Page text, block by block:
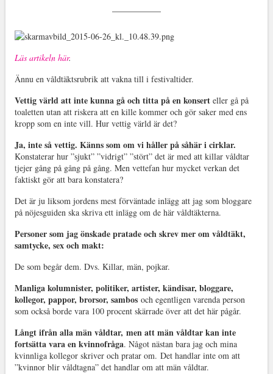
Läs artikeln här.
Ännu en våldtäktsrubrik att vakna till i festivaltider.
Vettig värld att inte kunna gå och titta på en konsert eller gå på
toaletten utan att riskera att en kille kommer och gör saker med ens
kropp som en inte vill. Hur vettig värld är det?
Ja, inte så vettig. Känns som om vi håller på såhär i cirklar.
Konstaterar hur ”sjukt” ”vidrigt” ”stört” det är med att killar våldtar
tjejer gång på gång på gång. Men vettefan hur mycket verkan det
faktiskt gör att bara konstatera?
Det är ju liksom jordens mest förväntade inlägg att jag som bloggare
på nöjesguiden ska skriva ett inlägg om de här våldtäkterna.
Personer som jag önskade pratade och skrev mer om våldtäkt,
samtycke, sex och makt:
De som begår dem. Dvs. Killar, män, pojkar.
Manliga kolumnister, politiker, artister, kändisar, bloggare,
kollegor, pappor, brorsor, sambos och egentligen varenda person
som också borde vara 100 procent skärrade över att det här pågår.
Långt ifrån alla män våldtar, men att män våldtar kan inte
fortsätta vara en kvinnofråga. Något nästan bara jag och mina
kvinnliga kollegor skriver och pratar om. Det handlar inte om att
”kvinnor blir våldtagna” det handlar om att män våldtar.